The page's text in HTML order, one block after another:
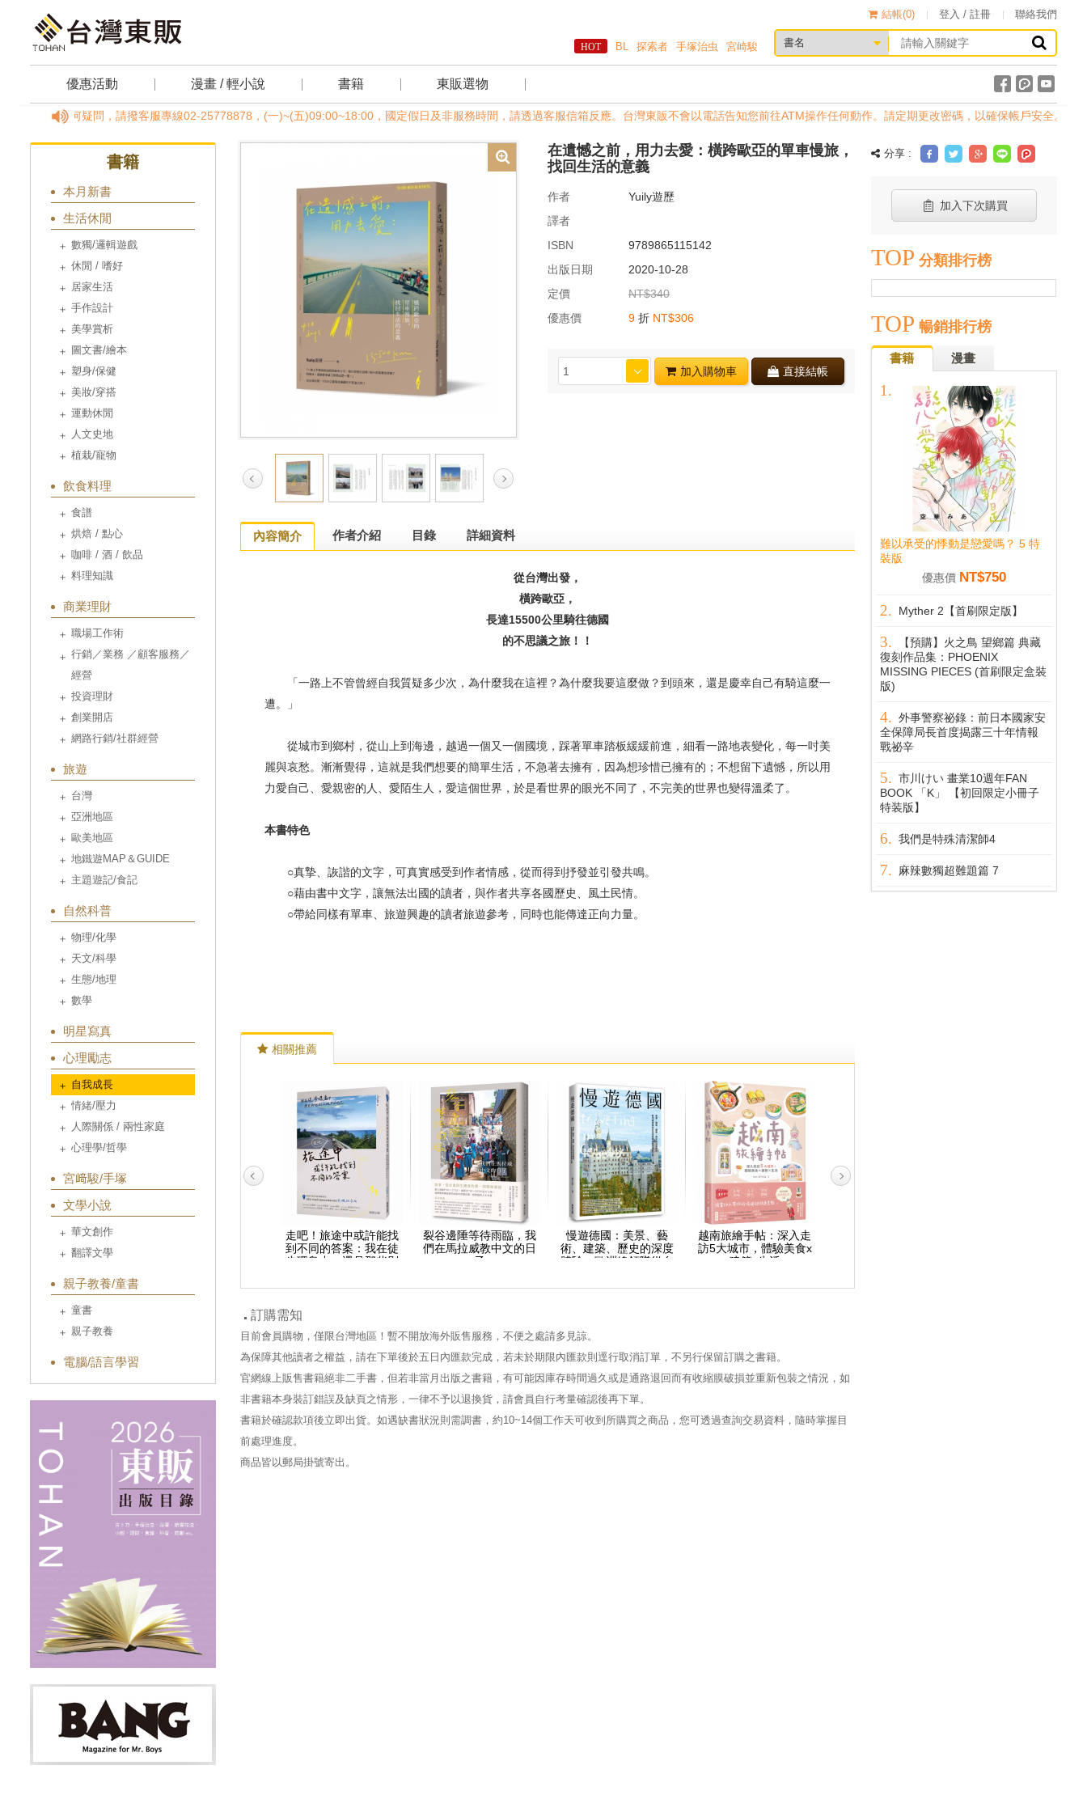
結帳(0) 登入 / 註冊 聯絡我們
BL 探索者 手塚治虫 宮崎駿
優惠活動 漫畫 / 輕小說 書籍 東販選物
有任何疑問，請撥客服專線02-25778878，(一)~(五)09:00~18:00，國定假日及非服務時間，請透過客服信箱反應。台灣東販不會以電話告知您前往ATM操作任何動作。請定期更改密碼，以確保帳戶安全。
書籍
本月新書
生活休閒
數獨/邏輯遊戲
休閒 / 嗜好
居家生活
手作設計
美學賞析
圖文書/繪本
塑身/保健
美妝/穿搭
運動休閒
人文史地
植栽/寵物
飲食料理
食譜
烘焙 / 點心
咖啡 / 酒 / 飲品
料理知識
商業理財
職場工作術
行銷／業務 ／顧客服務／
經營
投資理財
創業開店
網路行銷/社群經營
旅遊
台灣
亞洲地區
歐美地區
地鐵遊MAP＆GUIDE
主題遊記/食記
自然科普
物理/化學
天文/科學
生態/地理
數學
明星寫真
心理勵志
自我成長
情緒/壓力
人際關係 / 兩性家庭
心理學/哲學
宮﨑駿/手塚
文學小說
華文創作
翻譯文學
親子教養/童書
童書
親子教養
電腦/語言學習
在遺憾之前，用力去愛：橫跨歐亞的單車慢旅，
找回生活的意義
作者
Yuily遊歷
譯者
ISBN
9789865115142
出版日期
2020-10-28
定價
NT$340
優惠價
9 折 NT$306
加入購物車 直接結帳
內容簡介 作者介紹 目錄 詳細資料
從台灣出發，
橫跨歐亞，
長達15500公里騎往德國
的不思議之旅！！
「一路上不管曾經自我質疑多少次，為什麼我在這裡？為什麼我要這麼做？到頭來，還是慶幸自己有騎這麼一
遭。」
從城市到鄉村，從山上到海邊，越過一個又一個國境，踩著單車踏板緩緩前進，細看一路地表變化，每一吋美
麗與哀愁。漸漸覺得，這就是我們想要的簡單生活，不急著去擁有，因為想珍惜已擁有的；不想留下遺憾，所以用
力愛自己、愛親密的人、愛陌生人，愛這個世界，於是看世界的眼光不同了，不完美的世界也變得溫柔了。
本書特色
○真摯、詼諧的文字，可真實感受到作者情感，從而得到抒發並引發共鳴。
○藉由書中文字，讓無法出國的讀者，與作者共享各國歷史、風土民情。
○帶給同樣有單車、旅遊興趣的讀者旅遊參考，同時也能傳達正向力量。
相關推薦
越南旅繪手帖：深入走
訪5大城市，體驗美食x
建築x生活
走吧！旅途中或許能找
到不同的答案：我在徒
步環島中，遇見那些別
裂谷邊陲等待雨臨，我
們在馬拉威教中文的日
子
慢遊德國：美景、藝
術、建築、歷史的深度
體驗，歐洲線領隊從自
略
越南旅繪手帖：深入走
訪5大城市，體驗美食x
建築x生活
訂購需知
目前會員購物，僅限台灣地區！暫不開放海外販售服務，不便之處請多見諒。
為保障其他讀者之權益，請在下單後於五日內匯款完成，若未於期限內匯款則逕行取消訂單，不另行保留訂購之書籍。
官網線上販售書籍絕非二手書，但若非當月出版之書籍，有可能因庫存時間過久或是通路退回而有收縮膜破損並重新包裝之情況，如
非書籍本身裝訂錯誤及缺頁之情形，一律不予以退換貨，請會員自行考量確認後再下單。
書籍於確認款項後立即出貨。如遇缺書狀況則需調書，約10~14個工作天可收到所購買之商品，您可透過查詢交易資料，隨時掌握目
前處理進度。
商品皆以郵局掛號寄出。
分享 :
加入下次購買
TOP 分類排行榜
TOP 暢銷排行榜
書籍 漫畫
難以承受的悸動是戀愛嗎？ 5 特
裝版
優惠價 NT$750
Myther 2【首刷限定版】
【預購】火之鳥 望鄉篇 典藏
復刻作品集：PHOENIX
MISSING PIECES (首刷限定盒裝
版)
外事警察祕錄：前日本國家安
全保障局長首度揭露三十年情報
戰祕辛
市川けい 畫業10週年FAN
BOOK 「K」 【初回限定小冊子
特装版】
我們是特殊清潔師4
麻辣數獨超難題篇 7